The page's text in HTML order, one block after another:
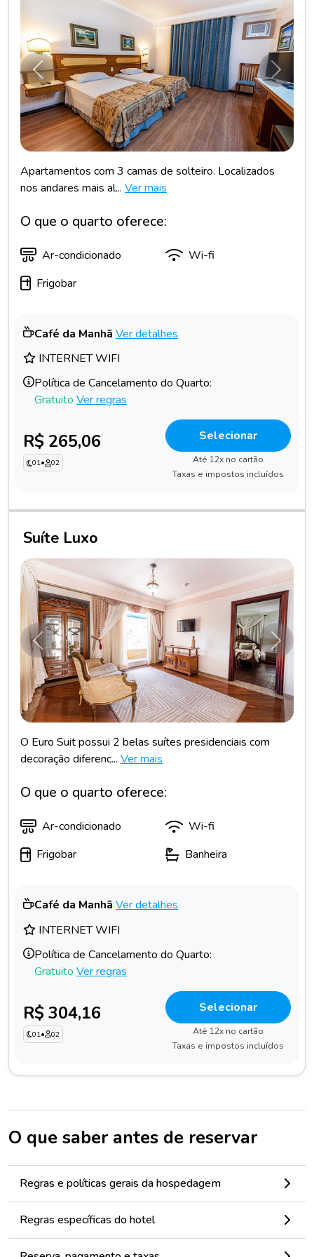
Anterior
Apartamentos com 3 camas de solteiro. Localizados
nos andares mais al... Ver mais
O que o quarto oferece:
Ar-condicionado
Wi-fi
Frigobar
Café da Manhã Ver detalhes
INTERNET WIFI
Política de Cancelamento do Quarto:
Gratuito Ver regras
R$ 265,06
01• 02
Selecionar
Até 12x no cartão
Taxas e impostos incluídos
Suíte Luxo
Anterior
O Euro Suit possui 2 belas suítes presidenciais com
decoração diferenc... Ver mais
O que o quarto oferece:
Ar-condicionado
Wi-fi
Frigobar
Banheira
Café da Manhã Ver detalhes
INTERNET WIFI
Política de Cancelamento do Quarto:
Gratuito Ver regras
R$ 304,16
01• 02
Selecionar
Até 12x no cartão
Taxas e impostos incluídos
O que saber antes de reservar
Regras e políticas gerais da hospedagem
Regras específicas do hotel